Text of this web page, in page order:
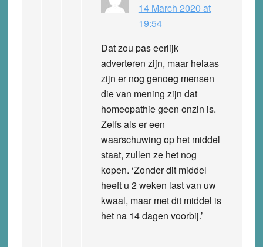
14 March 2020 at
19:54
Dat zou pas eerlijk
adverteren zijn, maar helaas
zijn er nog genoeg mensen
die van mening zijn dat
homeopathie geen onzin is.
Zelfs als er een
waarschuwing op het middel
staat, zullen ze het nog
kopen. ‘Zonder dit middel
heeft u 2 weken last van uw
kwaal, maar met dit middel is
het na 14 dagen voorbij.’